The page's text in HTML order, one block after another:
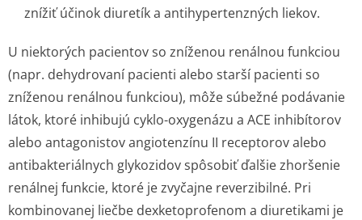
znížiť účinok diuretík a antihypertenzných liekov.
U niektorých pacientov so zníženou renálnou funkciou
(napr. dehydrovaní pacienti alebo starší pacienti so
zníženou renálnou funkciou), môže súbežné podávanie
látok, ktoré inhibujú cyklo-oxygenázu a ACE inhibítorov
alebo antagonistov angiotenzínu II receptorov alebo
antibakteriálnych glykozidov spôsobiť ďalšie zhoršenie
renálnej funkcie, ktoré je zvyčajne reverzibilné. Pri
kombinovanej liečbe dexketoprofenom a diuretikami je